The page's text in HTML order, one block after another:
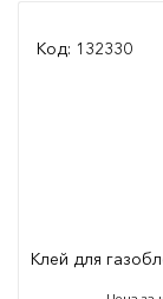
Код: 132330
Клей для